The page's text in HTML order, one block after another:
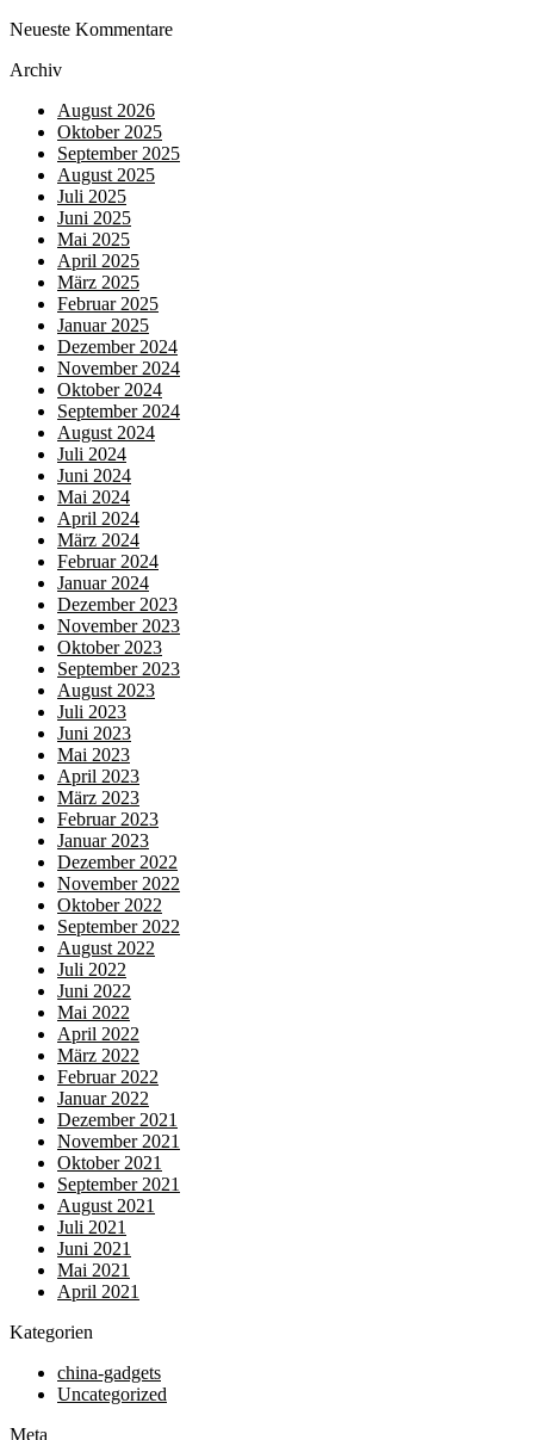
Neueste Kommentare
Archiv
August 2026
Oktober 2025
September 2025
August 2025
Juli 2025
Juni 2025
Mai 2025
April 2025
März 2025
Februar 2025
Januar 2025
Dezember 2024
November 2024
Oktober 2024
September 2024
August 2024
Juli 2024
Juni 2024
Mai 2024
April 2024
März 2024
Februar 2024
Januar 2024
Dezember 2023
November 2023
Oktober 2023
September 2023
August 2023
Juli 2023
Juni 2023
Mai 2023
April 2023
März 2023
Februar 2023
Januar 2023
Dezember 2022
November 2022
Oktober 2022
September 2022
August 2022
Juli 2022
Juni 2022
Mai 2022
April 2022
März 2022
Februar 2022
Januar 2022
Dezember 2021
November 2021
Oktober 2021
September 2021
August 2021
Juli 2021
Juni 2021
Mai 2021
April 2021
Kategorien
china-gadgets
Uncategorized
Meta